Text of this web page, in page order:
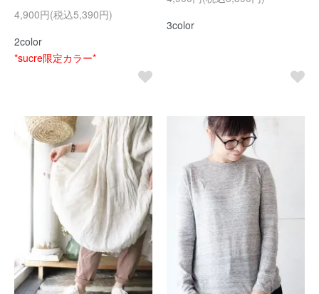
4,900円(税込5,390円)
2color
*sucre限定カラー*
3color